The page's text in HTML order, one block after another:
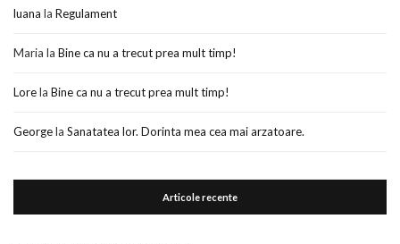
luana la Regulament
Maria la Bine ca nu a trecut prea mult timp!
Lorela Bine ca nu a trecut prea mult timp!
Georgela Sanatatea lor. Dorinta mea cea mai arzatoare.
Articole recente